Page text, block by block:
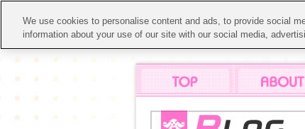
We use cookies to personalise content and ads, to provide social
information about your use of our site with our social media,